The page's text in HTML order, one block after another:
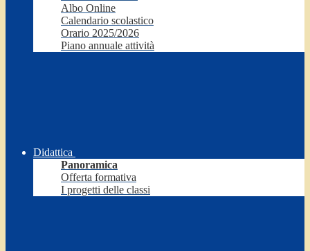
Albo Online
Calendario scolastico
Orario 2025/2026
Piano annuale attività
Didattica
Panoramica
Offerta formativa
I progetti delle classi